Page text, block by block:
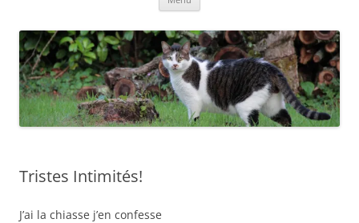
Tristes Intimités!
J’ai la chiasse j’en confesse